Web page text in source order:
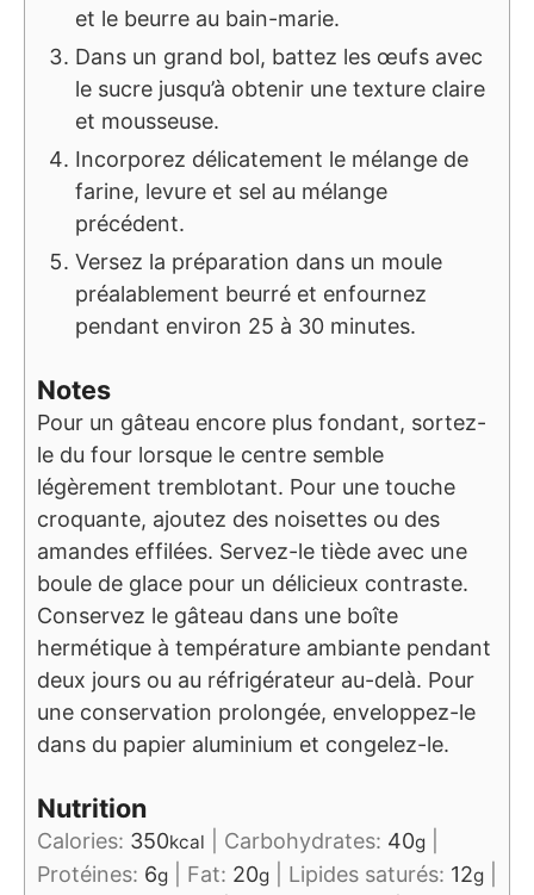
et le beurre au bain-marie.
Dans un grand bol, battez les œufs avec
le sucre jusqu’à obtenir une texture claire
et mousseuse.
Incorporez délicatement le mélange de
farine, levure et sel au mélange
précédent.
Versez la préparation dans un moule
préalablement beurré et enfournez
pendant environ 25 à 30 minutes.
Notes
Pour un gâteau encore plus fondant, sortez-
le du four lorsque le centre semble
légèrement tremblotant. Pour une touche
croquante, ajoutez des noisettes ou des
amandes effilées. Servez-le tiède avec une
boule de glace pour un délicieux contraste.
Conservez le gâteau dans une boîte
hermétique à température ambiante pendant
deux jours ou au réfrigérateur au-delà. Pour
une conservation prolongée, enveloppez-le
dans du papier aluminium et congelez-le.
Nutrition
Calories: 350kcal Carbohydrates: 40g
Protéines: 6g Fat: 20g Lipides saturés: 12g